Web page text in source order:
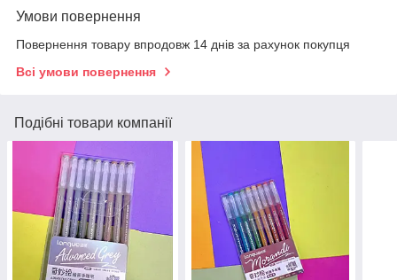
Умови повернення
Повернення товару впродовж 14 днів за рахунок покупця
Всі умови повернення
Подібні товари компанії